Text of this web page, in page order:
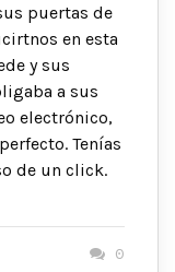
puertas de
en esta
y sus
a sus
electrónico,
Tenías
de un click.
0